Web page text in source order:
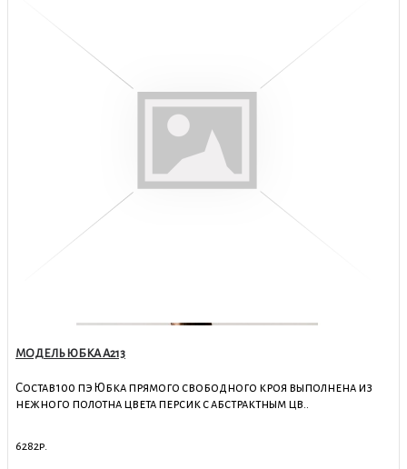
МОДЕЛЬ ЮБКА А213
Состав100 пэ Юбка прямого свободного кроя выполнена из
нежного полотна цвета персик с абстрактным цв..
6282р.